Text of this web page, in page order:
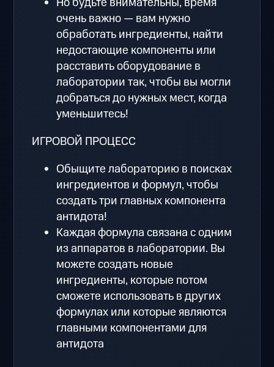
очень важно — вам нужно
обработать ингредиенты, найти
недостающие компоненты или
расставить оборудование в
лаборатории так, чтобы вы могли
добраться до нужных мест, когда
уменьшитесь!
ИГРОВОЙ ПРОЦЕСС
Обыщите лабораторию в поисках
ингредиентов и формул, чтобы
создать три главных компонента
антидота!
Каждая формула связана с одним
из аппаратов в лаборатории. Вы
можете создать новые
ингредиенты, которые потом
сможете использовать в других
формулах или которые являются
главными компонентами для
антидота